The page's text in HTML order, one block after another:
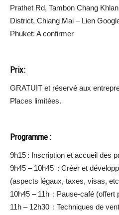
Prathet Rd, Tambon Chang
District, Chiang Mai – Lien
Phuket: A confirmer
Prix :
GRATUIT et réservé aux
Places limitées.
Programme :
9h15 : Inscription et accueil des
9h45 – 10h45 : Créer et
(aspects légaux, taxes, visas,
10h45 – 11h : Pause-café (offert
11h – 12h30 : Techniques de